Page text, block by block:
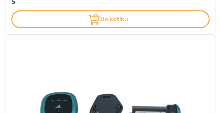
Do košíku